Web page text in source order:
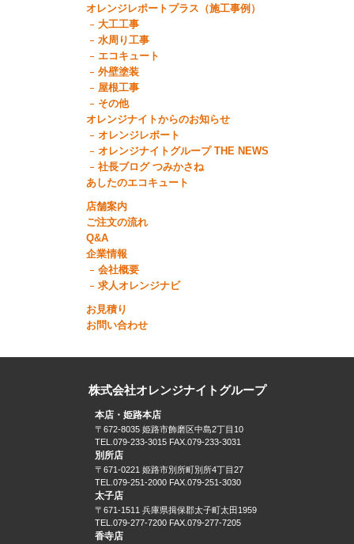
オレンジレポートプラス（施工事例）
大工工事
水周り工事
エコキュート
外壁塗装
屋根工事
その他
オレンジナイトからのお知らせ
オレンジレポート
オレンジナイトグループ THE NEWS
社長ブログ つみかさね
あしたのエコキュート
店舗案内
ご注文の流れ
Q&A
企業情報
会社概要
求人オレンジナビ
お見積り
お問い合わせ
株式会社オレンジナイトグループ
本店・姫路本店
〒672-8035 姫路市飾磨区中島2丁目10
TEL.079-233-3015 FAX.079-233-3031
別所店
〒671-0221 姫路市別所町別所4丁目27
TEL.079-251-2000 FAX.079-251-3030
太子店
〒671-1511 兵庫県揖保郡太子町太田1959
TEL.079-277-7200 FAX.079-277-7205
香寺店